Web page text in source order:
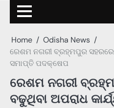
Home
Odisha News
ରେଶମ ନଗରୀ ବ୍ରହ୍ମପୁର ସହରରେ
ସମାପ୍ତି ପଦକ୍ଷେପ
ରେଶମ ନଗରୀ
ବଢୁଥିବା ଅପରାଧ